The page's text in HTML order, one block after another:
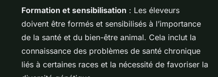
Formation et sensibilisation : Les éleveurs
doivent être formés et sensibilisés à l’importance
de la santé et du bien-être animal. Cela inclut la
connaissance des problèmes de santé chronique
liés à certaines races et la nécessité de favoriser la